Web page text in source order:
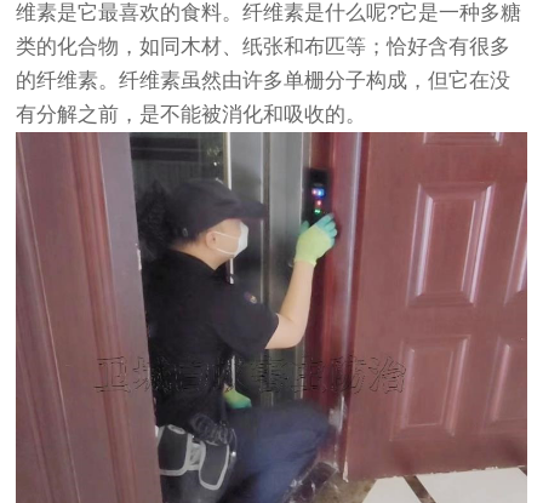
维素是它最喜欢的食料。纤维素是什么呢?它是一种多糖
类的化合物，如同木材、纸张和布匹等；恰好含有很多
的纤维素。纤维素虽然由许多单栅分子构成，但它在没
有分解之前，是不能被消化和吸收的。